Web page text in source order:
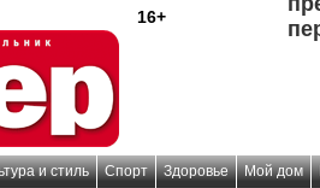
16+
и стиль Спорт Здоровье Мой дом